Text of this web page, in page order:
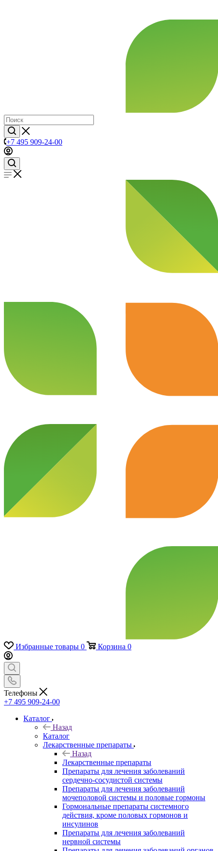
+7 495 909-24-00
Избранные товары 0 Корзина 0
Телефоны
+7 495 909-24-00
Каталог
Назад
Каталог
Лекарственные препараты
Назад
Лекарственные препараты
Препараты для лечения заболеваний
сердечно-сосудистой системы
Препараты для лечения заболеваний
мочеполовой системы и половые гормоны
Гормональные препараты системного
действия, кроме половых гормонов и
инсулинов
Препараты для лечения заболеваний
нервной системы